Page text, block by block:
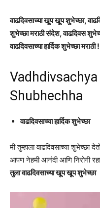
वाढदिवसाच्या खूप खूप शुभेच्छा,
शुभेच्छा मराठी संदेश, वाढदिवस
वाढदिवसाच्या हार्दिक शुभेच्छा मराठी !
Shubhechha
वाढदिवसाच्या हार्दिक शुभेच्छा
मी तुम्हाला वाढदिवसाच्या शुभेच्छा
आपण नेहमी आनंदी आणि निरोगी
तुला वाढदिवसाच्या खूप खूप शुभेच्छा